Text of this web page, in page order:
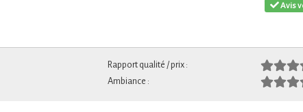
Avis
Rapport qualité / prix :
Ambiance :